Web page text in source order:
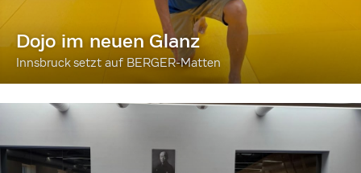
Dojo im neuen Glanz
Innsbruck setzt auf BERGER-Matten